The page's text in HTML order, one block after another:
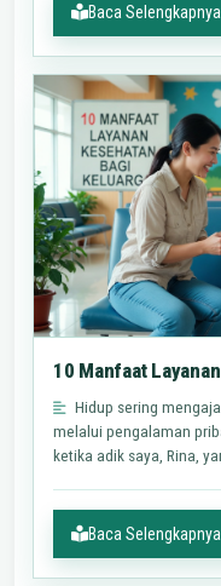
Baca Selengkapnya
10 Manfaat
Hidup sering
melalui pengalaman
ketika adik saya, Rina,
Baca Selengkapnya